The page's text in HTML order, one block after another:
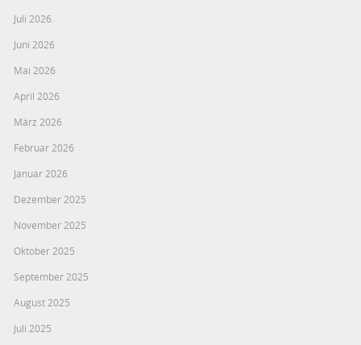
Juli 2026
Juni 2026
Mai 2026
April 2026
März 2026
Februar 2026
Januar 2026
Dezember 2025
November 2025
Oktober 2025
September 2025
August 2025
Juli 2025